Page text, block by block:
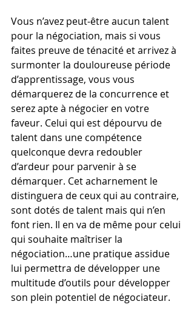
Vous n’avez peut-être aucun talent
pour la négociation, mais si vous
faites preuve de ténacité et arrivez à
surmonter la douloureuse période
d’apprentissage, vous vous
démarquerez de la concurrence et
serez apte à négocier en votre
faveur. Celui qui est dépourvu de
talent dans une compétence
quelconque devra redoubler
d’ardeur pour parvenir à se
démarquer. Cet acharnement le
distinguera de ceux qui au contraire,
sont dotés de talent mais qui n’en
font rien. Il en va de même pour celui
qui souhaite maîtriser la
négociation…une pratique assidue
lui permettra de développer une
multitude d’outils pour développer
son plein potentiel de négociateur.